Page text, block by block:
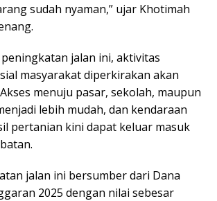
sudah nyaman,” ujar Khotimah
jalan ini, aktivitas
masyarakat diperkirakan akan
menuju pasar, sekolah, maupun
lebih mudah, dan kendaraan
pertanian kini dapat keluar masuk
jalan ini bersumber dari Dana
2025 dengan nilai sebesar